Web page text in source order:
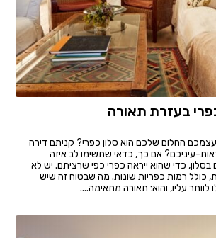
בעזרת תאורה
החלום שלכם הוא סלון כפרי? קניתם דירה
עיניכם? אם כך, כדאי שתשימו לב איזה
כדי שהוא ייראה כפרי כפי שרציתם. יש לא
כולל רמות כפריות שונות. מה שבטוח זה שיש
עליו, והוא: תאורה מתאימה....